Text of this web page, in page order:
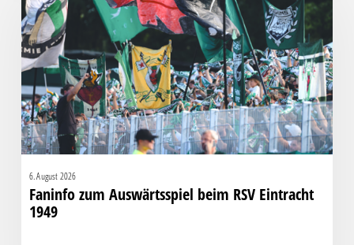
Auswärtsspiel
beim
RSV
Eintracht
6. August 2026
Faninfo zum Auswärtsspiel beim RSV Eintracht
1949